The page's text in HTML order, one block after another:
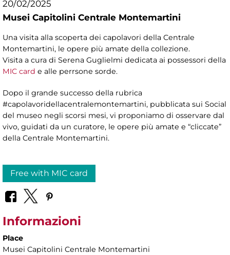
20/02/2025
Musei Capitolini Centrale Montemartini
Una visita alla scoperta dei capolavori della Centrale
Montemartini, le opere più amate della collezione.
Visita a cura di Serena Guglielmi dedicata ai possessori della
MIC card e alle perrsone sorde.
Dopo il grande successo della rubrica
#capolavoridellacentralemontemartini, pubblicata sui Social
del museo negli scorsi mesi, vi proponiamo di osservare dal
vivo, guidati da un curatore, le opere più amate e “cliccate”
della Centrale Montemartini.
Free with MIC card
Informazioni
Place
Musei Capitolini Centrale Montemartini